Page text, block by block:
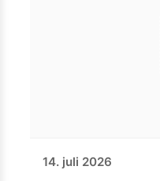
14. juli 2026